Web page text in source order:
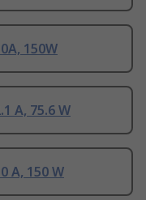
150W
A, 75.6 W
A, 150 W